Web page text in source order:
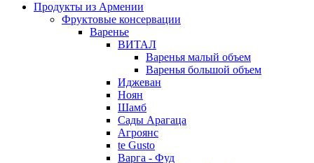
Продукты из Армении
Фруктовые консервации
Варенье
ВИТАЛ
Варенья малый объем
Варенья большой объем
Иджеван
Ноян
Шамб
Сады Арагаца
Агроянс
te Gusto
Варга - Фуд